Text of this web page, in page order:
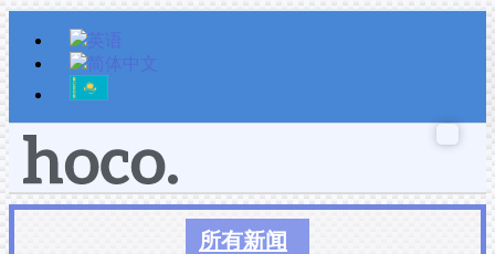
跳
至
内
容
所有新闻